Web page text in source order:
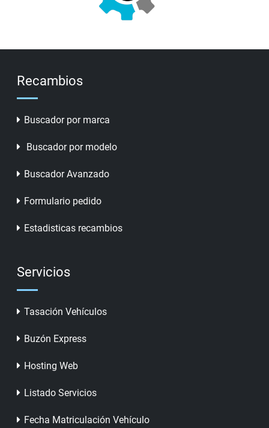
Recambios
Buscador por marca
Buscador por modelo
Buscador Avanzado
Formulario pedido
Estadisticas recambios
Servicios
Tasación Vehículos
Buzón Express
Hosting Web
Listado Servicios
Fecha Matriculación Vehículo